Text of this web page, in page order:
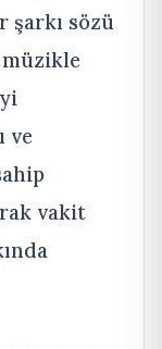
sözü
müzikle
ve
vakit